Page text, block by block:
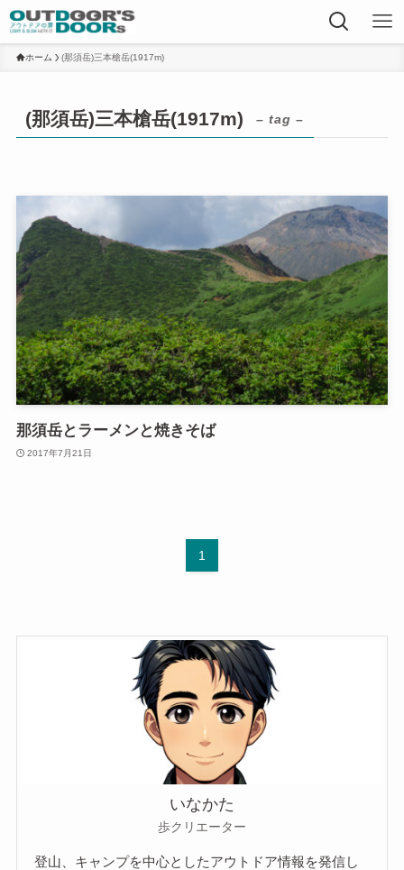
ホーム (那須岳)三本槍岳(1917m)
(那須岳)三本槍岳(1917m) – tag –
那須岳とラーメンと焼きそば
2017年7月21日
1
いなかた
歩クリエーター
登山、キャンプを中心としたアウトドア情報を発信し